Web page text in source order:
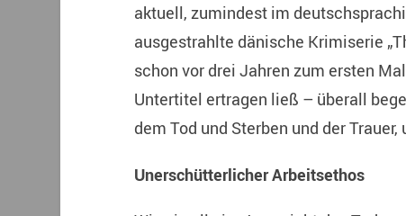
aktuell, zumindest im
ausgestrahlte dänische Krimiserie
schon vor drei Jahren zum ersten
Untertitel ertragen ließ – überall
dem Tod und Sterben und der
Unerschütterlicher Arbeitsethos